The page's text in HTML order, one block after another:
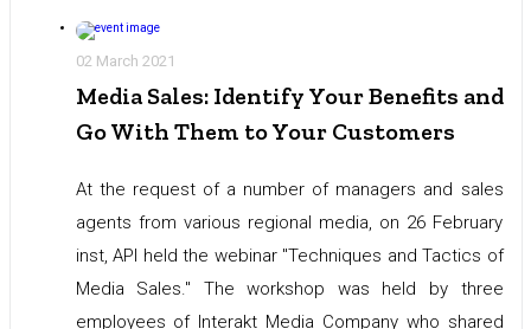
02 March 2021
Media Sales: Identify Your Benefits and
Go With Them to Your Customers
At the request of a number of managers and sales
agents from various regional media, on 26 February
inst, API held the webinar "Techniques and Tactics of
Media Sales." The workshop was held by three
employees of Interakt Media Company who shared